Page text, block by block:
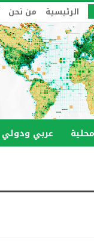
الرئيسية من نحن
عربي ودولي